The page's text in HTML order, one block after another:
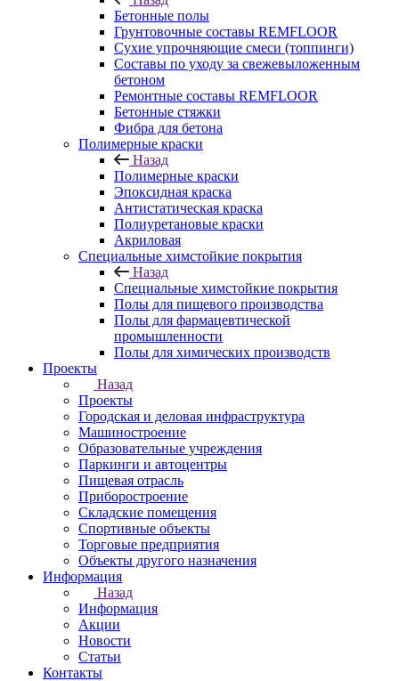
Бетонные полы
Грунтовочные составы REMFLOOR
Сухие упрочняющие смеси (топпинги)
Составы по уходу за свежевыложенным
бетоном
Ремонтные составы REMFLOOR
Бетонные стяжки
Фибра для бетона
Полимерные краски
Назад
Полимерные краски
Эпоксидная краска
Антистатическая краска
Полиуретановые краски
Акриловая
Специальные химстойкие покрытия
Назад
Специальные химстойкие покрытия
Полы для пищевого производства
Полы для фармацевтической
промышленности
Полы для химических производств
Проекты
Назад
Проекты
Городская и деловая инфраструктура
Машиностроение
Образовательные учреждения
Паркинги и автоцентры
Пищевая отрасль
Приборостроение
Складские помещения
Спортивные объекты
Торговые предприятия
Объекты другого назначения
Информация
Назад
Информация
Акции
Новости
Статьи
Контакты